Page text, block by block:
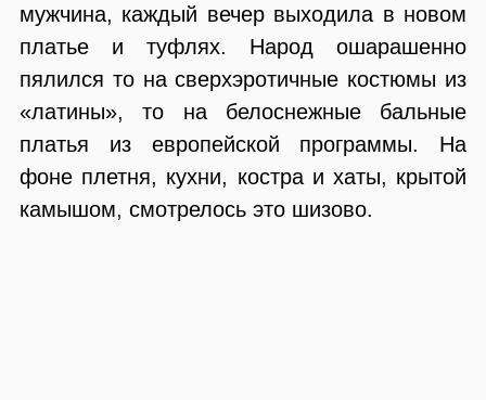
мужчина, каждый вечер выходила в новом
платье и туфлях. Народ ошарашенно
пялился то на сверхэротичные костюмы из
«латины», то на белоснежные бальные
платья из европейской программы. На
фоне плетня, кухни, костра и хаты, крытой
камышом, смотрелось это шизово.